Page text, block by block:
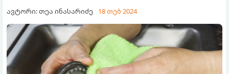
ავტორი: თეა ინასარიძე 18 თებ 2024